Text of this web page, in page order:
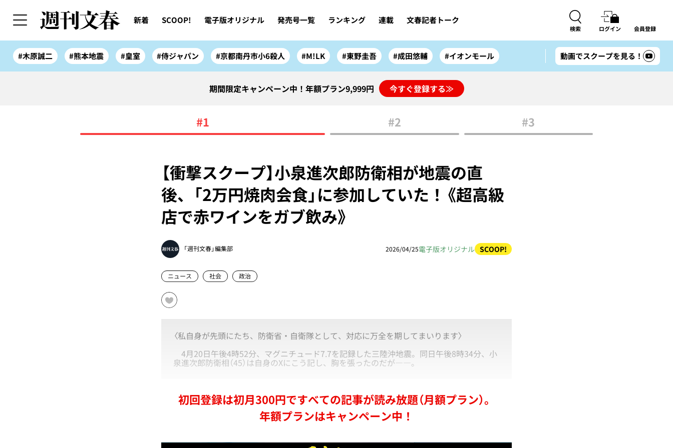
新着 SCOOP! 電子版オリジナル 発売号一覧 ランキング 連載 文春記者トーク
検索 ログイン 会員登録
#木原誠二 #熊本地震 #皇室 #侍ジャパン #京都南丹市小6殺人 #M!LK #東野圭吾 #成田悠輔 #イオンモール 動画でスクープを見る！
期間限定キャンペーン中！年額プラン9,999円 今すぐ登録する≫
#1 #2 #3
【衝撃スクープ】小泉進次郎防衛相が地震の直
後、「2万円焼肉会食」に参加していた！《超高級
店で赤ワインをガブ飲み》
「週刊文春」編集部 2026/04/25電子版オリジナル SCOOP!
ニュース 社会 政治
〈私自身が先頭にたち、防衛省・自衛隊として、対応に万全を期してまいります〉
4月20日午後4時52分、マグニチュード7.7を記録した三陸沖地震。同日午後8時34分、小
泉進次郎防衛相（45）は自身のXにこう記し、胸を張ったのだが――。
初回登録は初月300円ですべての記事が読み放題（月額プラン）。
年額プランはキャンペーン中！